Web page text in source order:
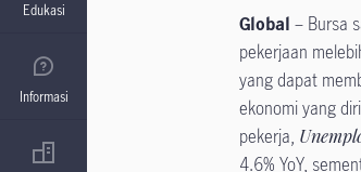
Edukasi
Informasi
Global– Bursa
pekerjaan
yang dapat
ekonomi yang
pekerja,
4.6% YoY,